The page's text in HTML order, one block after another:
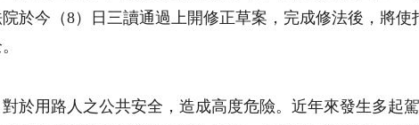
於今（8）日三讀通過上開修正草案，完成修法後，將
於用路人之公共安全，造成高度危險。近年來發生多起